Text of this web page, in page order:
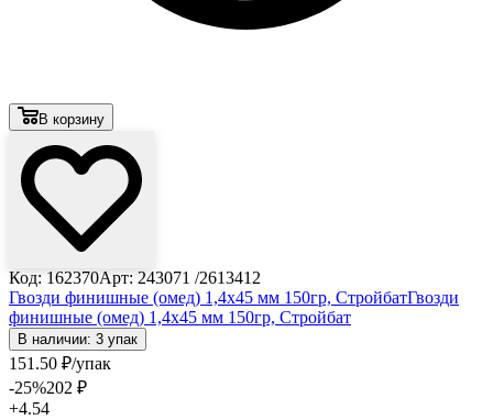
В корзину
Код: 162370Арт: 243071 /2613412
Гвозди финишные (омед) 1,4х45 мм 150гр, СтройбатГвозди
финишные (омед) 1,4х45 мм 150гр, Стройбат
В наличии: 3 упак
151 .50 ₽/упак
-25%202 ₽
+4.54